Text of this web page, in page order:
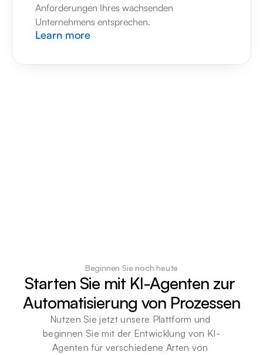
Anforderungen Ihres wachsenden
Unternehmens entsprechen.
Learn more
Beginnen Sie noch heute
Starten Sie mit KI-Agenten zur
Automatisierung von Prozessen
Nutzen Sie jetzt unsere Plattform und
beginnen Sie mit der Entwicklung von KI-
Agenten für verschiedene Arten von